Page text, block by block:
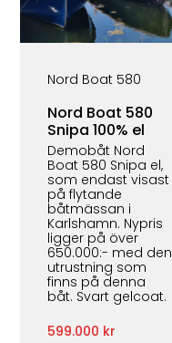
Nord Boat 580
Nord Boat 580
Snipa 100% el
Demobåt Nord
Boat 580 Snipa el,
som endast visast
på flytande
båtmässan i
Karlshamn. Nypris
ligger på över
650.000:- med den
utrustning som
finns på denna
båt. Svart gelcoat.
599.000 kr